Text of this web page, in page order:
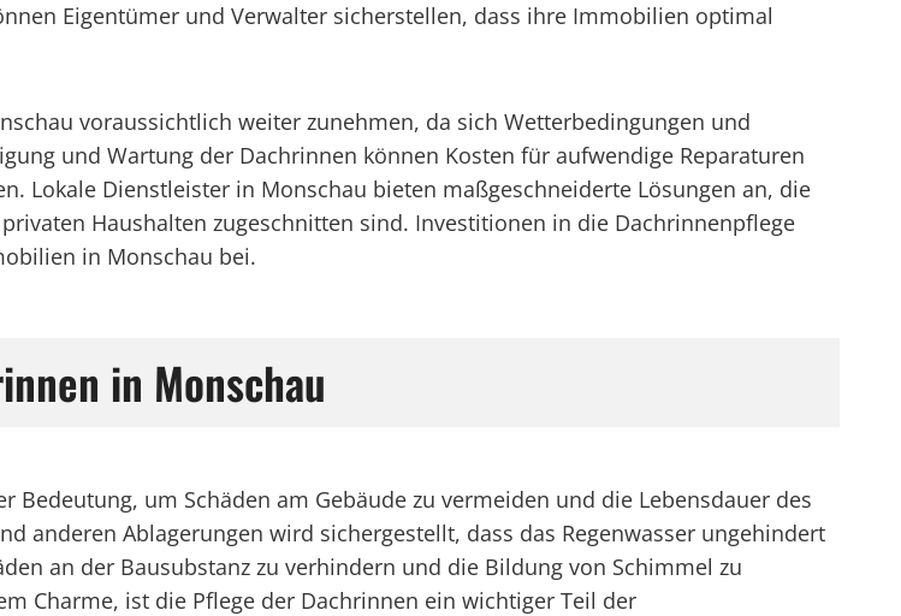
Eigentümer und Verwalter sicherstellen, dass ihre Immobilien optimal
voraussichtlich weiter zunehmen, da sich Wetterbedingungen und
und Wartung der Dachrinnen können Kosten für aufwendige Reparaturen
Lokale Dienstleister in Monschau bieten maßgeschneiderte Lösungen an, die
Haushalten zugeschnitten sind. Investitionen in die Dachrinnenpflege
in Monschau bei.
in Monschau
um Schäden am Gebäude zu vermeiden und die Lebensdauer des
anderen Ablagerungen wird sichergestellt, dass das Regenwasser ungehindert
an der Bausubstanz zu verhindern und die Bildung von Schimmel zu
Charme, ist die Pflege der Dachrinnen ein wichtiger Teil der